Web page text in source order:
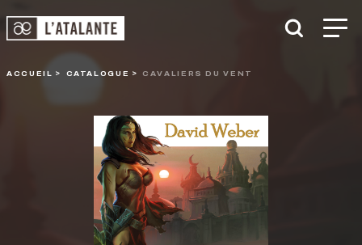
ACCUEIL CATALOGUE CAVALIERS DU VENT